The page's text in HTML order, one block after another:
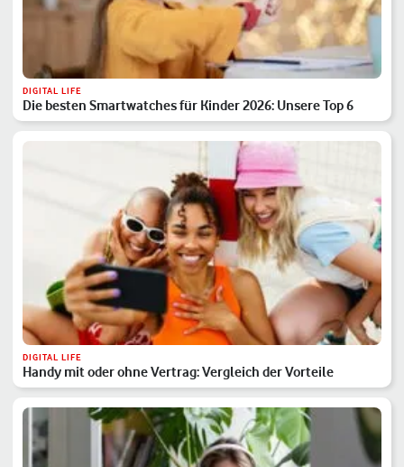
DIGITAL LIFE
Die besten Smartwatches für Kinder 2026: Unsere Top 6
DIGITAL LIFE
Handy mit oder ohne Vertrag: Vergleich der Vorteile